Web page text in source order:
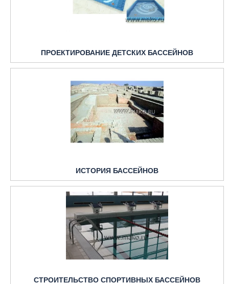
ПРОЕКТИРОВАНИЕ ДЕТСКИХ БАССЕЙНОВ
ИСТОРИЯ БАССЕЙНОВ
СТРОИТЕЛЬСТВО СПОРТИВНЫХ БАССЕЙНОВ